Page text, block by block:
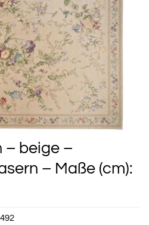
– beige –
– Maße (cm):